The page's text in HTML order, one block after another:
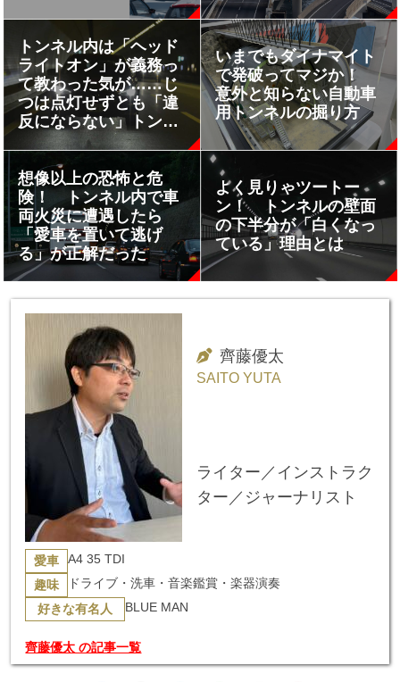
トンネル内は「ヘッド
ライトオン」が義務っ
て教わった気が……じ
つは点灯せずとも「違
反にならない」トンネ
ルも存在する
いまでもダイナマイト
で発破ってマジか！
意外と知らない自動車
用トンネルの掘り方
想像以上の恐怖と危
険！ トンネル内で車
両火災に遭遇したら
「愛車を置いて逃げ
る」が正解だった
よく見りゃツートー
ン！ トンネルの壁面
の下半分が「白くなっ
ている」理由とは
齊藤優太
SAITO YUTA
ライター／インストラク
ター／ジャーナリスト
愛車 A4 35 TDI
趣味 ドライブ・洗車・音楽鑑賞・楽器演奏
好きな有名人 BLUE MAN
齊藤優太 の記事一覧